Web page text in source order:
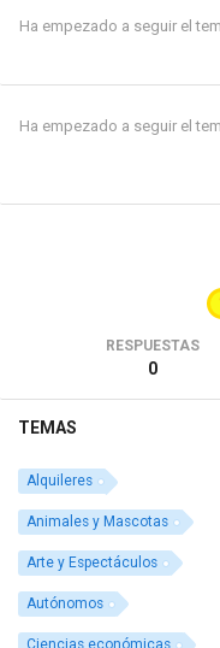
Ha empezado a seguir el
Ha empezado a seguir el
RESPUESTAS
0
TEMAS
Alquileres
Animales y Mascotas
Arte y Espectáculos
Autónomos
Ciencias económicas